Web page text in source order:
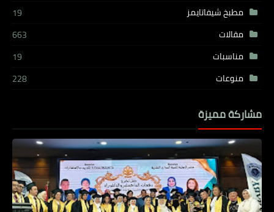
مطبخ شيفاتايمز
19
مقالات
663
مناسبات
19
منوعات
228
مشاركة مميزة